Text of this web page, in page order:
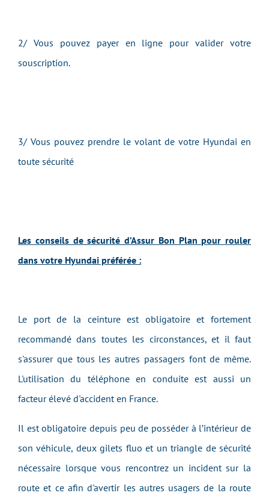
2/ Vous pouvez payer en ligne pour valider votre
souscription.
3/ Vous pouvez prendre le volant de votre Hyundai en
toute sécurité
Les conseils de sécurité d’Assur Bon Plan pour rouler
dans votre Hyundai préférée :
Le port de la ceinture est obligatoire et fortement
recommandé dans toutes les circonstances, et il faut
s'assurer que tous les autres passagers font de même.
L'utilisation du téléphone en conduite est aussi un
facteur élevé d'accident en France.
Il est obligatoire depuis peu de posséder à l’intérieur de
son véhicule, deux gilets fluo et un triangle de sécurité
nécessaire lorsque vous rencontrez un incident sur la
route et ce afin d'avertir les autres usagers de la route